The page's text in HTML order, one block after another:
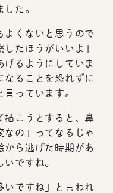
た。
よくないと思うので
たほうがいいよ」
げるようにしていま
なることを恐れずに
っています。
描こうとすると、鼻
なの」ってなるじゃ
から逃げた時期があ
ですね。
いですね」と言われ